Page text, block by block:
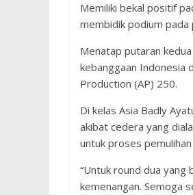
Memiliki bekal positif
membidik podium pada
Menatap putaran
kebanggaan Indonesia
Production (AP) 250.
Di kelas Asia Badly
akibat cedera yang
untuk proses
“Untuk round dua yang
kemenangan. Semoga